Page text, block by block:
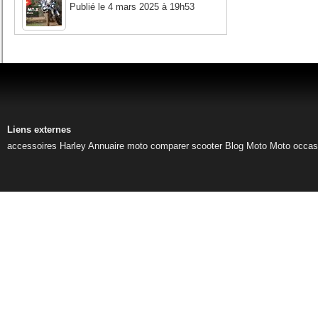
Publié le 4 mars 2025 à 19h53
Liens externes
accessoires Harley Annuaire moto comparer scooter Blog Moto Moto